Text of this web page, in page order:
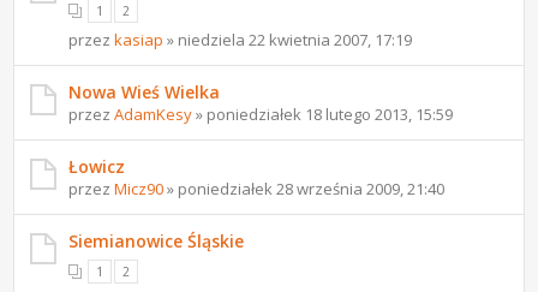
1 2
przezkasiap » niedziela 22 kwietnia 2007, 17:19
Nowa Wieś Wielka
przezAdamKesy» poniedziałek 18 lutego 2013, 15:59
Łowicz
przezMicz90» poniedziałek 28 września 2009, 21:40
Siemianowice Śląskie
1 2